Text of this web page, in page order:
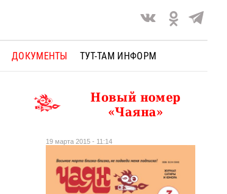
ДОКУМЕНТЫ ТУТ-ТАМ ИНФОРМ
Новый номер
«Чаяна»
19 марта 2015 - 11:14